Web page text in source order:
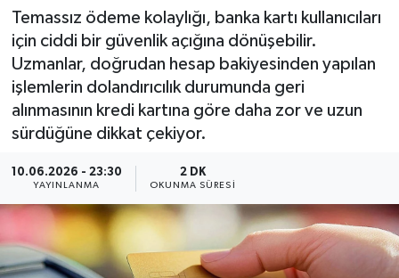
Temassız ödeme kolaylığı, banka kartı kullanıcıları
için ciddi bir güvenlik açığına dönüşebilir.
Uzmanlar, doğrudan hesap bakiyesinden yapılan
işlemlerin dolandırıcılık durumunda geri
alınmasının kredi kartına göre daha zor ve uzun
sürdüğüne dikkat çekiyor.
10.06.2026 - 23:30
YAYINLANMA
2 DK
OKUNMA SÜRESI
Resmi İlan
Siyaset
Spor
Türkiye
Yaşam
Son Dakika Haberleri
Haber Arşivi